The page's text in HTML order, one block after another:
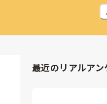
最近のリアルアン